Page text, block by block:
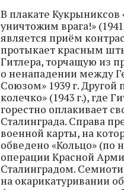
В плакате
уничтожим врага!»
является приём
протыкает красным
Гитлера, торчащую из
о ненападении между
Союзом» 1939 г. Другой
колечко» (1943 г.), где
горестно оплакивает
Сталинграда. Справа
военной карты, на
обведено «Кольцо» (по
операции Красной
Сталинградом.
на окарикатуривании